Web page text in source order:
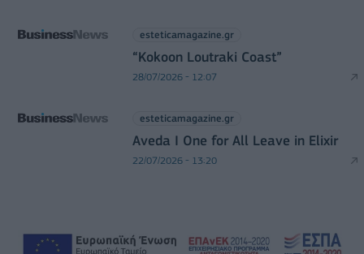
esteticamagazine.gr
“Kokoon Loutraki Coast”
28/07/2026 - 12:07
esteticamagazine.gr
Aveda I One for All Leave in Elixir
22/07/2026 - 13:20